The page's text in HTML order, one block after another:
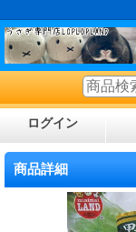
ログイン
商品詳細